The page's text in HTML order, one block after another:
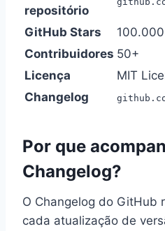
repositório
GitHub Stars
Contribuidores 50+
Licença
MIT
Changelog
Por que
Changelog?
O Changelog do GitHub
cada atualização de